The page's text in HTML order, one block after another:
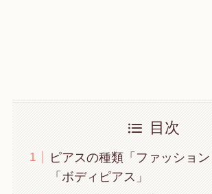
目次
ピアスの種類「ファッショ
「ボディピアス」